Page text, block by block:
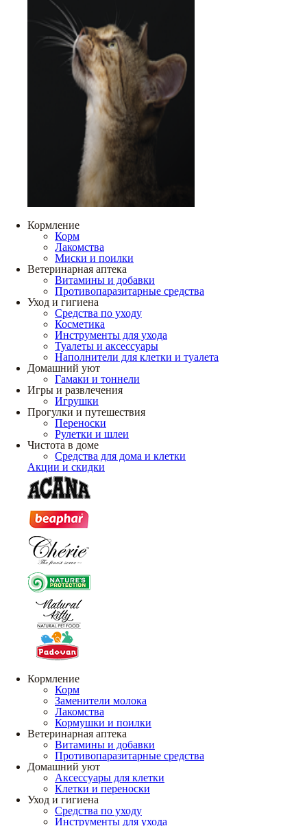
Кормление
Корм
Лакомства
Миски и поилки
Ветеринарная аптека
Витамины и добавки
Противопаразитарные средства
Уход и гигиена
Средства по уходу
Косметика
Инструменты для ухода
Туалеты и аксессуары
Наполнители для клетки и туалета
Домашний уют
Гамаки и тоннели
Игры и развлечения
Игрушки
Прогулки и путешествия
Переноски
Рулетки и шлеи
Чистота в доме
Средства для дома и клетки
Акции и скидки
Кормление
Корм
Заменители молока
Лакомства
Кормушки и поилки
Ветеринарная аптека
Витамины и добавки
Противопаразитарные средства
Домашний уют
Аксессуары для клетки
Клетки и переноски
Уход и гигиена
Средства по уходу
Инструменты для ухода